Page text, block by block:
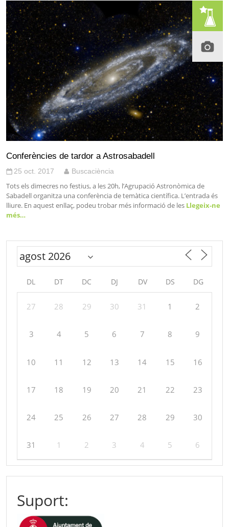
Conferències de tardor a Astrosabadell
25 oct. 2017 Buscaciència
Tots els dimecres no festius, a les 20h, l’Agrupació Astronòmica de
Sabadell organitza una conferència de temàtica científica. L’entrada és
lliure. En aquest enllaç, podeu trobar més informació de les Llegeix-ne
més…
DL DT DC DJ DV DS DG
27 28 29 30 31 1 2
3 4 5 6 7 8 9
10 11 12 13 14 15 16
17 18 19 20 21 22 23
24 25 26 27 28 29 30
31 1 2 3 4 5 6
Suport: